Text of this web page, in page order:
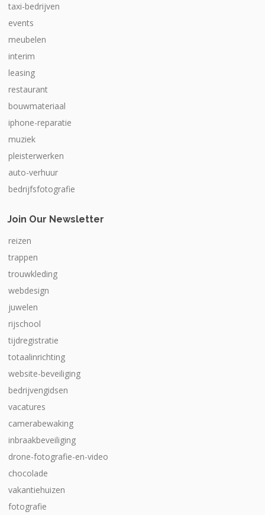
taxi-bedrijven
events
meubelen
interim
leasing
restaurant
bouwmateriaal
iphone-reparatie
muziek
pleisterwerken
auto-verhuur
bedrijfsfotografie
Join Our Newsletter
reizen
trappen
trouwkleding
webdesign
juwelen
rijschool
tijdregistratie
totaalinrichting
website-beveiliging
bedrijvengidsen
vacatures
camerabewaking
inbraakbeveiliging
drone-fotografie-en-video
chocolade
vakantiehuizen
fotografie